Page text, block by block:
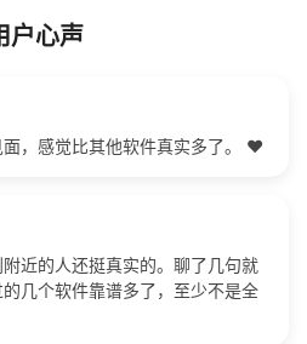
户心声
，感觉比其他软件真实多了。 ❤️
近的人还挺真实的。聊了几句就
几个软件靠谱多了，至少不是全